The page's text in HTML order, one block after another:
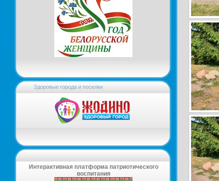
Здоровые города и поселки
Интерактивная платформа патриотического
воспитания